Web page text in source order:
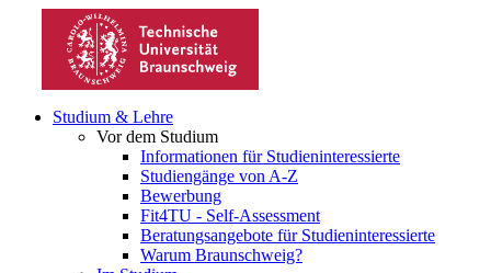
Studium & Lehre
Vor dem Studium
Informationen für Studieninteressierte
Studiengänge von A-Z
Bewerbung
Fit4TU - Self-Assessment
Beratungsangebote für Studieninteressierte
Warum Braunschweig?